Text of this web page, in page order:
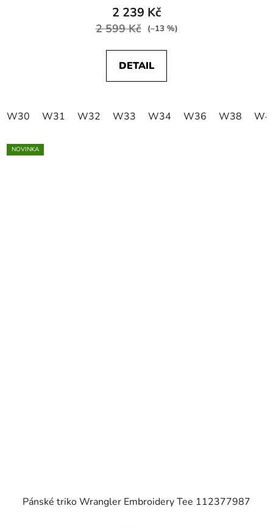
2 239 Kč
2 599 Kč (–13 %)
DETAIL
W30 W31 W32 W33 W34 W36 W38
NOVINKA
Pánské triko Wrangler Embroidery Tee 112377987